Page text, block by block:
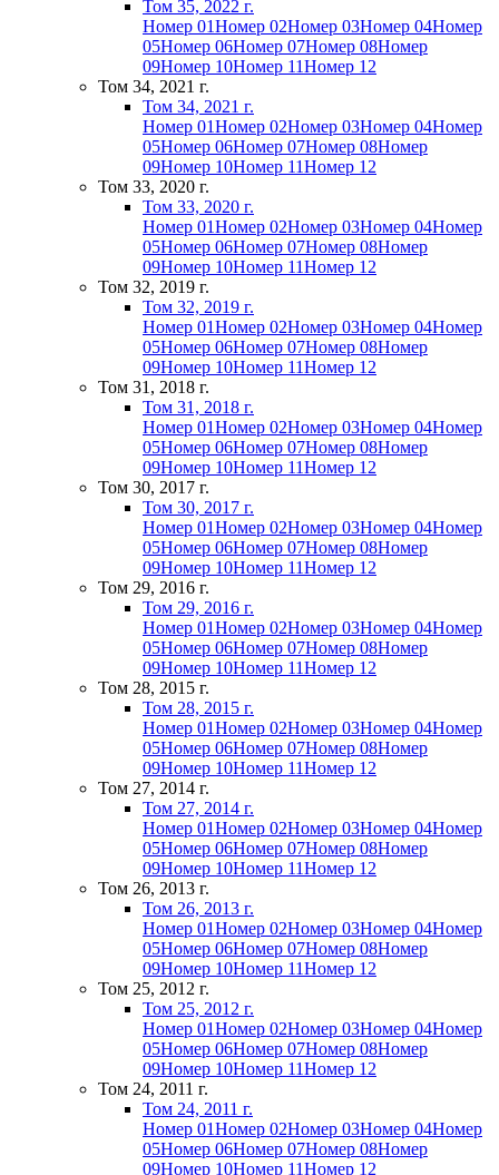
Том 35, 2022 г.
Номер 01Номер 02Номер 03Номер 04Номер
05Номер 06Номер 07Номер 08Номер
09Номер 10Номер 11Номер 12
Том 34, 2021 г.
Том 34, 2021 г.
Номер 01Номер 02Номер 03Номер 04Номер
05Номер 06Номер 07Номер 08Номер
09Номер 10Номер 11Номер 12
Том 33, 2020 г.
Том 33, 2020 г.
Номер 01Номер 02Номер 03Номер 04Номер
05Номер 06Номер 07Номер 08Номер
09Номер 10Номер 11Номер 12
Том 32, 2019 г.
Том 32, 2019 г.
Номер 01Номер 02Номер 03Номер 04Номер
05Номер 06Номер 07Номер 08Номер
09Номер 10Номер 11Номер 12
Том 31, 2018 г.
Том 31, 2018 г.
Номер 01Номер 02Номер 03Номер 04Номер
05Номер 06Номер 07Номер 08Номер
09Номер 10Номер 11Номер 12
Том 30, 2017 г.
Том 30, 2017 г.
Номер 01Номер 02Номер 03Номер 04Номер
05Номер 06Номер 07Номер 08Номер
09Номер 10Номер 11Номер 12
Том 29, 2016 г.
Том 29, 2016 г.
Номер 01Номер 02Номер 03Номер 04Номер
05Номер 06Номер 07Номер 08Номер
09Номер 10Номер 11Номер 12
Том 28, 2015 г.
Том 28, 2015 г.
Номер 01Номер 02Номер 03Номер 04Номер
05Номер 06Номер 07Номер 08Номер
09Номер 10Номер 11Номер 12
Том 27, 2014 г.
Том 27, 2014 г.
Номер 01Номер 02Номер 03Номер 04Номер
05Номер 06Номер 07Номер 08Номер
09Номер 10Номер 11Номер 12
Том 26, 2013 г.
Том 26, 2013 г.
Номер 01Номер 02Номер 03Номер 04Номер
05Номер 06Номер 07Номер 08Номер
09Номер 10Номер 11Номер 12
Том 25, 2012 г.
Том 25, 2012 г.
Номер 01Номер 02Номер 03Номер 04Номер
05Номер 06Номер 07Номер 08Номер
09Номер 10Номер 11Номер 12
Том 24, 2011 г.
Том 24, 2011 г.
Номер 01Номер 02Номер 03Номер 04Номер
05Номер 06Номер 07Номер 08Номер
09Номер 10Номер 11Номер 12